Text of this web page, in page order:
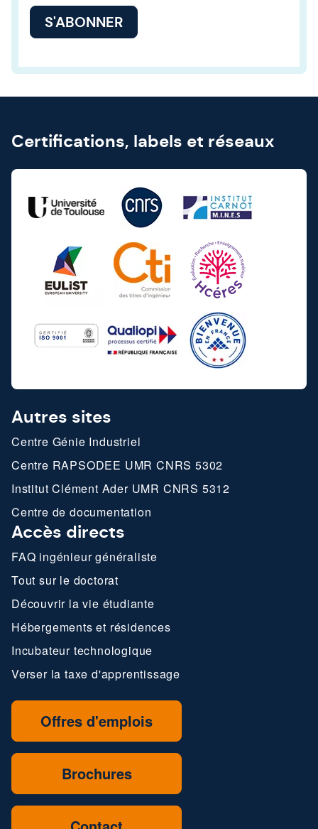
S'ABONNER
Certifications, labels et réseaux
Autres sites
Centre Génie Industriel
Centre RAPSODEE UMR CNRS 5302
Institut Clément Ader UMR CNRS 5312
Centre de documentation
Accès directs
FAQ ingénieur généraliste
Tout sur le doctorat
Découvrir la vie étudiante
Hébergements et résidences
Incubateur technologique
Verser la taxe d'apprentissage
Offres d'emplois
Brochures